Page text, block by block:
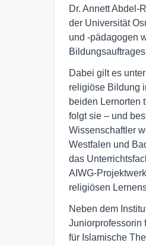
Dr. Annett Abdel-
der Universität
und -pädagogen
Dabei gilt es
religiöse Bildung
beiden Lernorten
folgt sie – und
Wissenschaftler
Westfalen und
das
AIWG-
religiösen
Neben dem
Juniorprofessorin
für Islamische